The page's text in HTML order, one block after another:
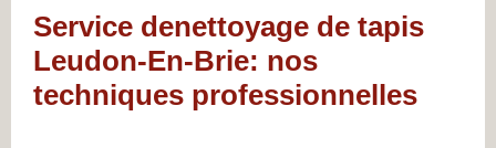
Service denettoyage de tapis
Leudon-En-Brie: nos
techniques professionnelles